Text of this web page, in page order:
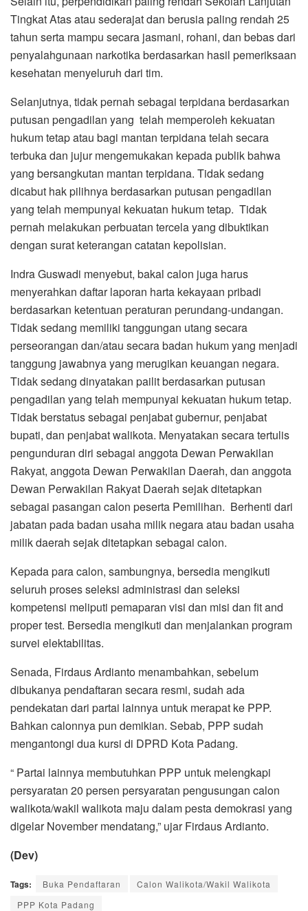
Tingkat Atas atau sederajat dan berusia paling rendah 25
tahun serta mampu secara jasmani, rohani, dan bebas dari
penyalahgunaan narkotika berdasarkan hasil pemeriksaan
kesehatan menyeluruh dari tim.
Selanjutnya, tidak pernah sebagai terpidana berdasarkan
putusan pengadilan yang telah memperoleh kekuatan
hukum tetap atau bagi mantan terpidana telah secara
terbuka dan jujur mengemukakan kepada publik bahwa
yang bersangkutan mantan terpidana. Tidak sedang
dicabut hak pilihnya berdasarkan putusan pengadilan
yang telah mempunyai kekuatan hukum tetap. Tidak
pernah melakukan perbuatan tercela yang dibuktikan
dengan surat keterangan catatan kepolisian.
Indra Guswadi menyebut, bakal calon juga harus
menyerahkan daftar laporan harta kekayaan pribadi
berdasarkan ketentuan peraturan perundang-undangan.
Tidak sedang memiliki tanggungan utang secara
perseorangan dan/atau secara badan hukum yang menjadi
tanggung jawabnya yang merugikan keuangan negara.
Tidak sedang dinyatakan pailit berdasarkan putusan
pengadilan yang telah mempunyai kekuatan hukum tetap.
Tidak berstatus sebagai penjabat gubernur, penjabat
bupati, dan penjabat walikota. Menyatakan secara tertulis
pengunduran diri sebagai anggota Dewan Perwakilan
Rakyat, anggota Dewan Perwakilan Daerah, dan anggota
Dewan Perwakilan Rakyat Daerah sejak ditetapkan
sebagai pasangan calon peserta Pemilihan. Berhenti dari
jabatan pada badan usaha milik negara atau badan usaha
milik daerah sejak ditetapkan sebagai calon.
Kepada para calon, sambungnya, bersedia mengikuti
seluruh proses seleksi administrasi dan seleksi
kompetensi meliputi pemaparan visi dan misi dan fit and
proper test. Bersedia mengikuti dan menjalankan program
survei elektabilitas.
Senada, Firdaus Ardianto menambahkan, sebelum
dibukanya pendaftaran secara resmi, sudah ada
pendekatan dari partai lainnya untuk merapat ke PPP.
Bahkan calonnya pun demikian. Sebab, PPP sudah
mengantongi dua kursi di DPRD Kota Padang.
“ Partai lainnya membutuhkan PPP untuk melengkapi
persyaratan 20 persen persyaratan pengusungan calon
walikota/wakil walikota maju dalam pesta demokrasi yang
digelar November mendatang,” ujar Firdaus Ardianto.
(Dev)
Tags: Buka Pendaftaran
Calon Walikota/Wakil Walikota
PPP Kota Padang